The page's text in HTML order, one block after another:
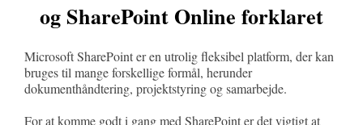
og SharePoint Online forklaret
Microsoft SharePoint er en utrolig fleksibel platform, der kan
bruges til mange forskellige formål, herunder
dokumenthåndtering, projektstyring og samarbejde.
For at komme godt i gang med SharePoint er det vigtigt at